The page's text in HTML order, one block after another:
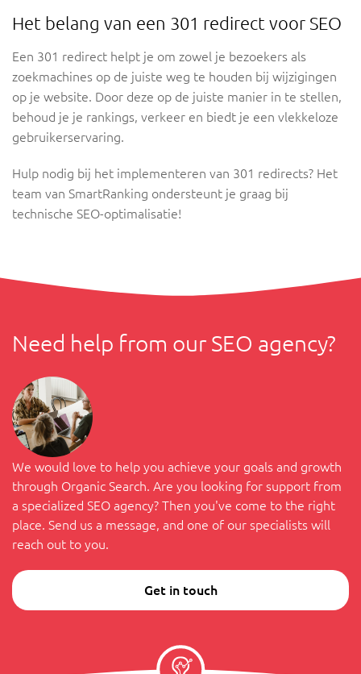
Het belang van een 301 redirect voor SEO
Een 301 redirect helpt je om zowel je bezoekers als
zoekmachines op de juiste weg te houden bij wijzigingen
op je website. Door deze op de juiste manier in te stellen,
behoud je je rankings, verkeer en biedt je een vlekkeloze
gebruikerservaring.
Hulp nodig bij het implementeren van 301 redirects? Het
team van SmartRanking ondersteunt je graag bij
technische SEO-optimalisatie!
Need help from our SEO agency?
We would love to help you achieve your goals and growth
through Organic Search. Are you looking for support from
a specialized SEO agency? Then you've come to the right
place. Send us a message, and one of our specialists will
reach out to you.
Get in touch